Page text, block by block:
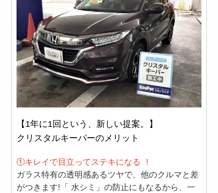
【1年に1回という、新しい提案。】
クリスタルキーパーのメリット
①キレイで目立ってステキになる ！
ガラス特有の透明感あるツヤで、他のクルマと差
がつきます!「 水シミ」の防止にもなるから、一